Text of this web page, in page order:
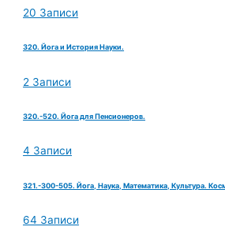
20 Записи
320. Йога и История Науки.
2 Записи
320.-520. Йога для Пенсионеров.
4 Записи
321.-300-505. Йога, Наука, Математика, Культура.
64 Записи